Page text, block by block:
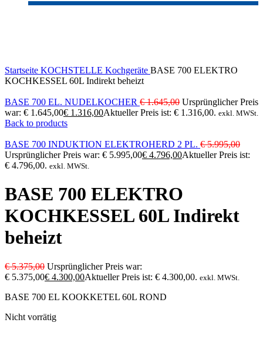
Startseite KOCHSTELLE Kochgeräte BASE 700 ELEKTRO
KOCHKESSEL 60L Indirekt beheizt
BASE 700 EL. NUDELKOCHER €1.645,00 Ursprünglicher Preis
war: € 1.645,00€ 1.316,00Aktueller Preis ist: € 1.316,00. exkl. MWSt.
Back to products
BASE 700 INDUKTION ELEKTROHERD 2 PL. €5.995,00
Ursprünglicher Preis war: € 5.995,00€ 4.796,00Aktueller Preis ist:
€ 4.796,00. exkl. MWSt.
BASE 700 ELEKTRO
KOCHKESSEL 60L Indirekt
beheizt
€5.375,00 Ursprünglicher Preis war:
€ 5.375,00€ 4.300,00Aktueller Preis ist: € 4.300,00. exkl. MWSt.
BASE 700 EL KOOKKETEL 60L ROND
Nicht vorrätig